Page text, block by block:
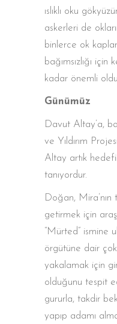
ıslıklı oku
askerleri de
binlerce ok
bağımsızlığı için
kadar önemli
Günümüz
Davut Altay’a,
ve Yıldırım
Altay artık
tanıyordur.
Doğan, Mira’nın
getirmek için
“Mürted” ismine
örgütüne dair
yakalamak için
olduğunu tespit
gururla, takdir
yapıp adamı